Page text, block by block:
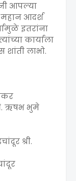
आपल्या
आदर्श
इतरांना
कार्याला
शांती लाभो.
ऋषभ भुमे
श्री.